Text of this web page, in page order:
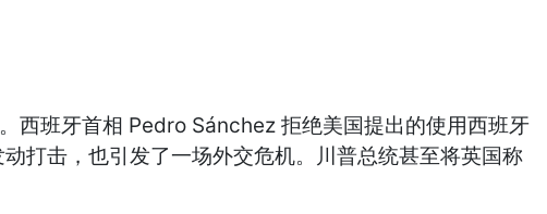
西班牙首相 Pedro Sánchez 拒绝美国提出的使用西班牙
打击，也引发了一场外交危机。川普总统甚至将英国称